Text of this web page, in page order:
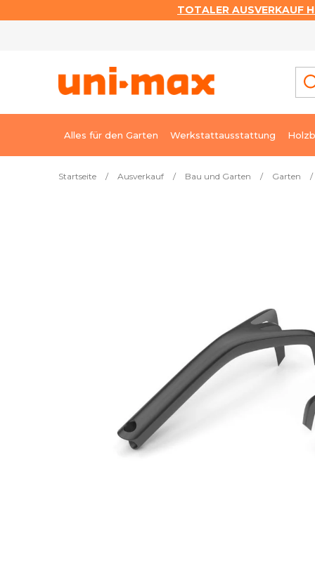
TOTALER AUSVERKAUF
Alles für den Garten Werkstattausstattung
Startseite / Ausverkauf / Bau und Garten / Garten /